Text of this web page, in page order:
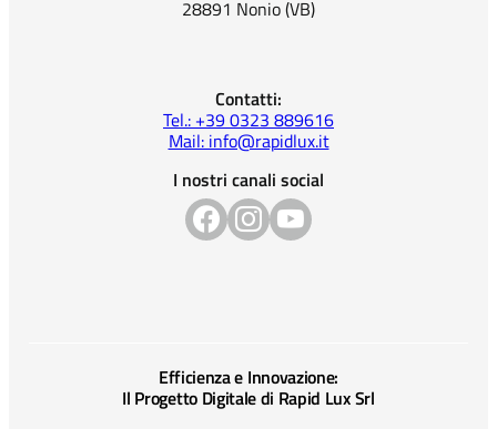
28891 Nonio (VB)
Contatti:
Tel.: +39 0323 889616
Mail: info@rapidlux.it
I nostri canali social
Efficienza e Innovazione:
Il Progetto Digitale di Rapid Lux Srl